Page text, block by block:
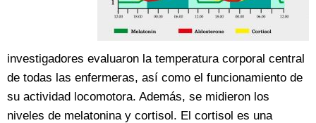
investigadores evaluaron la temperatura corporal central
de todas las enfermeras, así como el funcionamiento de
su actividad locomotora. Además, se midieron los
niveles de melatonina y cortisol. El cortisol es una